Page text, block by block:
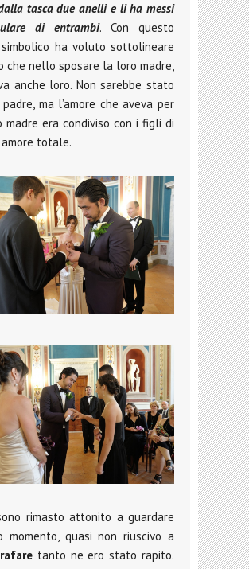
tasca due anelli e li ha messi
di entrambi. Con questo
ha voluto sottolineare
nello sposare la loro madre,
anche loro. Non sarebbe stato
ma l’amore che aveva per
madre era condiviso con i figli di
amore totale.
rimasto attonito a guardare
momento, quasi non riuscivo a
tanto ne ero stato rapito.